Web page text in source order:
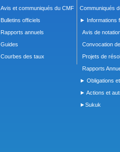
Avis et communiqués du CMF
Bulletins officiels
Rapports annuels
Guides
Courbes des taux
Communiqués
► Informations
Avis de
Convocation
Projets de
Rapports
► Obligations
► Actions et
►Sukuk